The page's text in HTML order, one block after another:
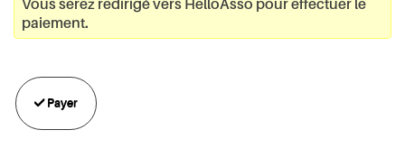
Vous serez redirigé vers HelloAsso pour effectuer le
paiement.
Payer